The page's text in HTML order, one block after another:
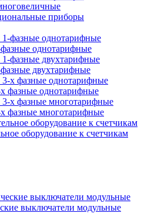
приборы
однотарифные
двухтарифные
фазные однотарифные
фазные многотарифные
оборудование к счетчикам
выключатели модульные